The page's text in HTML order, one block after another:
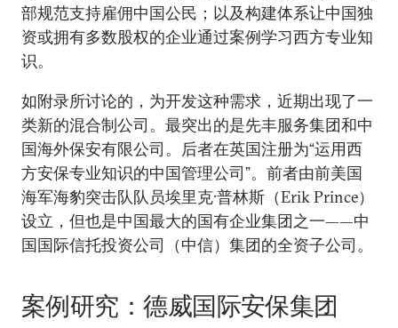
部规范支持雇佣中国公民；以及构建体系让中国独
资或拥有多数股权的企业通过案例学习西方专业知
识。
如附录所讨论的，为开发这种需求，近期出现了一
类新的混合制公司。最突出的是先丰服务集团和中
国海外保安有限公司。后者在英国注册为“运用西
方安保专业知识的中国管理公司”。前者由前美国
海军海豹突击队队员埃里克·普林斯（Erik Prince）
设立，但也是中国最大的国有企业集团之一——中
国国际信托投资公司（中信）集团的全资子公司。
案例研究：德威国际安保集团